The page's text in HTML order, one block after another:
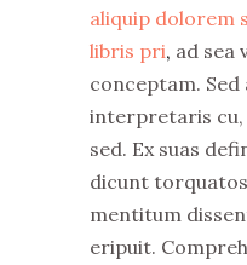
aliquip dolorem
libris pri, ad sea
conceptam.
interpretaris cu,
sed. Ex suas
dicunt
mentitum
eripuit.